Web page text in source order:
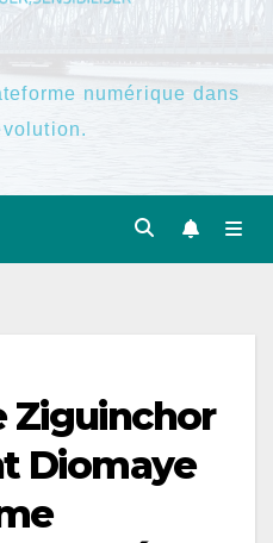
numérique dans
Ziguinchor
Diomaye